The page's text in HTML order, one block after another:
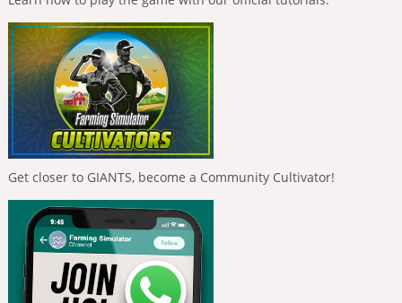
Get closer to GIANTS, become a Community Cultivator!